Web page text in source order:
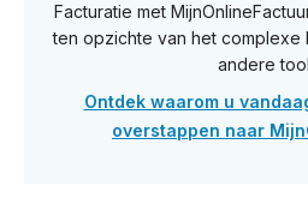
Facturatie met
ten opzichte van het complexe
andere
Ontdek waarom u
overstappen naar